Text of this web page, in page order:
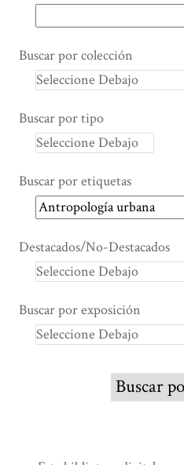
Buscar por colección
Buscar por tipo
Buscar por etiquetas
Destacados/No-Destacados
Buscar por exposición